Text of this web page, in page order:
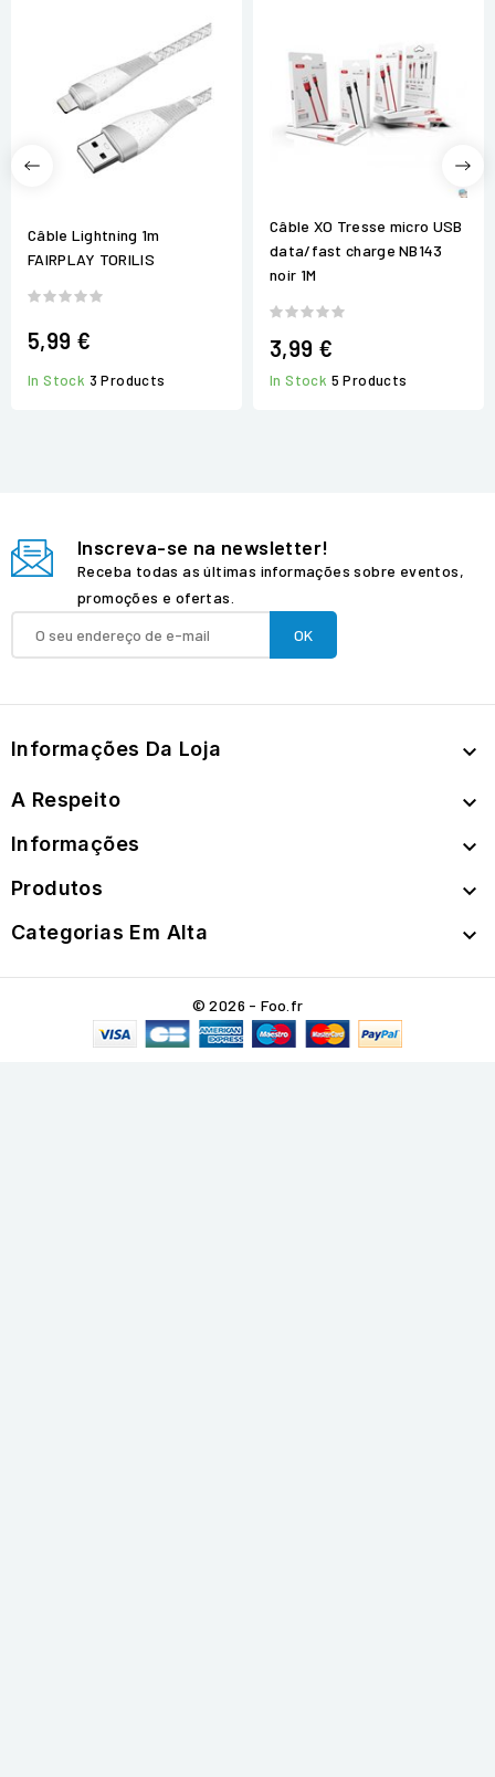
Câble Lightning 1m
FAIRPLAY TORILIS
5,99 €
In Stock 3 Products
Câble XO Tresse micro USB
data/fast charge NB143
noir 1M
3,99 €
In Stock 5 Products
Inscreva-se na newsletter!
Receba todas as últimas informações sobre eventos,
promoções e ofertas.
Informações Da Loja 
A Respeito 
Informações 
Produtos 
Categorias Em Alta 
© 2026 - Foo.fr